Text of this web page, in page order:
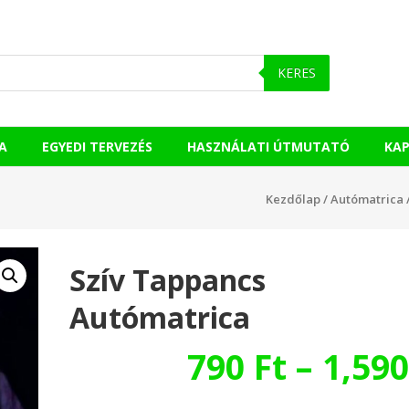
KERES
EGYEDI TERVEZÉS HASZNÁLATI ÚTMUTATÓ
Kezdőlap/Autómatrica
Szív Tappancs
Autómatrica
790 Ft – 1,590